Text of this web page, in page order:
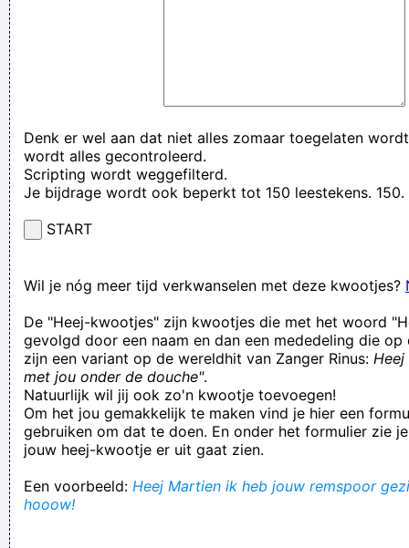
Denk er wel aan dat niet alles zomaar toegelaten
wordt alles gecontroleerd.
Scripting wordt weggefilterd.
Je bijdrage wordt ook beperkt tot 150 leestekens. 150.
START
Wil je nóg meer tijd verkwanselen met deze kwootjes?
De "Heej-kwootjes" zijn kwootjes die met het woord
gevolgd door een naam en dan een mededeling die op
zijn een variant op de wereldhit van Zanger Rinus:
met jou onder de douche".
Natuurlijk wil jij ook zo'n kwootje toevoegen!
Om het jou gemakkelijk te maken vind je hier een
gebruiken om dat te doen. En onder het formulier zie
jouw heej-kwootje er uit gaat zien.
Een voorbeeld: Heej Martien ik heb jouw remspoor
hooow!